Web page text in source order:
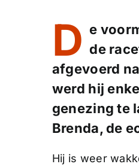
D e
de
afgevoerd
werd hij
genezing te
Brenda, de
Hij is weer